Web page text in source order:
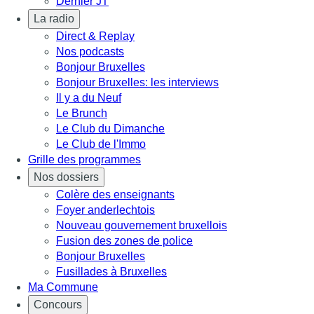
La radio
Direct & Replay
Nos podcasts
Bonjour Bruxelles
Bonjour Bruxelles: les interviews
Il y a du Neuf
Le Brunch
Le Club du Dimanche
Le Club de l'Immo
Grille des programmes
Nos dossiers
Colère des enseignants
Foyer anderlechtois
Nouveau gouvernement bruxellois
Fusion des zones de police
Bonjour Bruxelles
Fusillades à Bruxelles
Ma Commune
Concours